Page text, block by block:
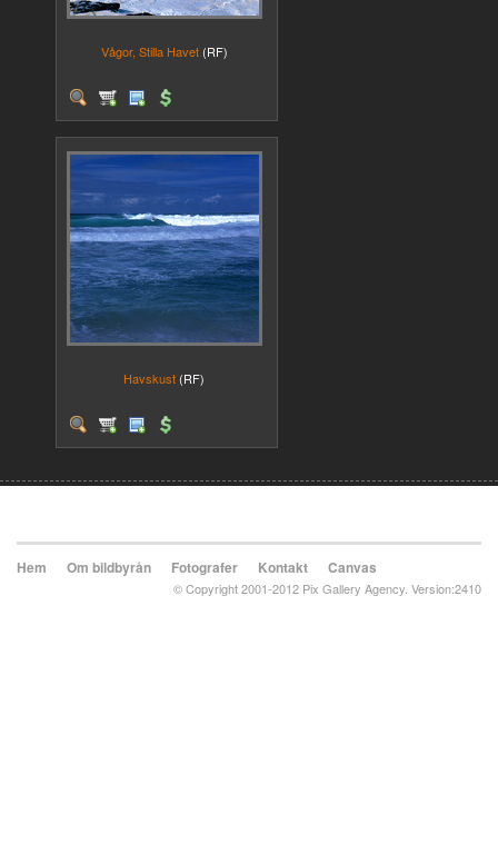
Vågor, Stilla Havet (RF)
Havskust (RF)
Hem Om bildbyrån Fotografer Kontakt Canvas
© Copyright 2001-2012 Pix Gallery Agency. Version:2410